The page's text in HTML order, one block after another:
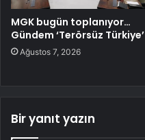
MGK bugün toplanıyor…
Gündem ‘Terörsüz Türkiye’
Ağustos 7, 2026
Bir yanıt yazın